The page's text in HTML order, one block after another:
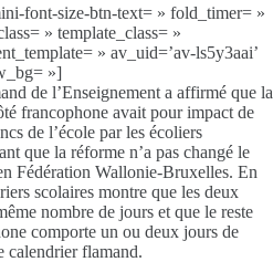
font-size-btn-text= » fold_timer= »
» template_class= »
» av_uid=’av-ls5y3aai’
»]
de l’Enseignement a affirmé que la
francophone avait pour impact de
de l’école par les écoliers
que la réforme n’a pas changé le
Fédération Wallonie-Bruxelles. En
scolaires montre que les deux
nombre de jours et que le reste
comporte un ou deux jours de
calendrier flamand.